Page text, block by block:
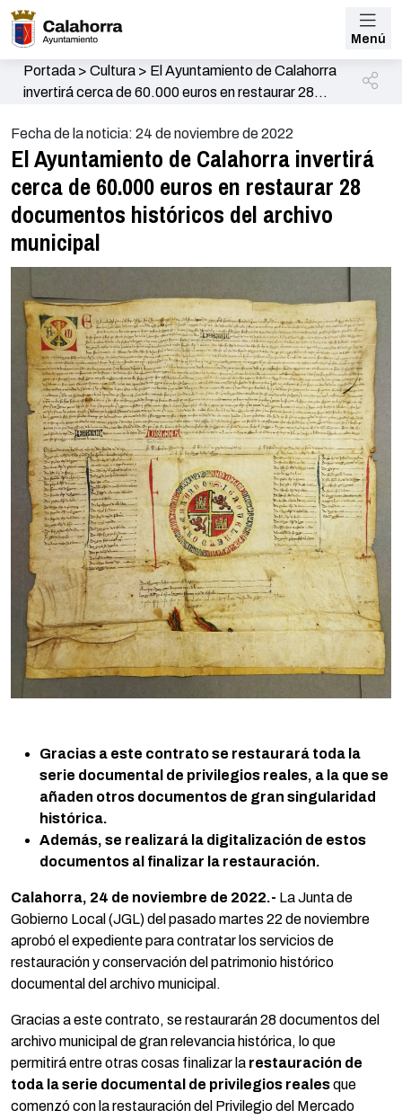
Menú
Portada> Cultura> El Ayuntamiento de Calahorra
invertirá cerca de 60.000 euros en restaurar 28
Fecha de la noticia: 24 de noviembre de 2022
El Ayuntamiento de Calahorra invertirá
cerca de 60.000 euros en restaurar 28
documentos históricos del archivo
municipal
Gracias a este contrato se restaurará toda la
serie documental de privilegios reales, a la que se
añaden otros documentos de gran singularidad
histórica.
Además, se realizará la digitalización de estos
documentos al finalizar la restauración.
Calahorra, 24 de noviembre de 2022.- La Junta de
Gobierno Local (JGL) del pasado martes 22 de noviembre
aprobó el expediente para contratar los servicios de
restauración y conservación del patrimonio histórico
documental del archivo municipal.
Gracias a este contrato, se restaurarán 28 documentos del
archivo municipal de gran relevancia histórica, lo que
permitirá entre otras cosas finalizar la restauración de
toda la serie documental de privilegios realesque
comenzó con la restauración del Privilegio del Mercado